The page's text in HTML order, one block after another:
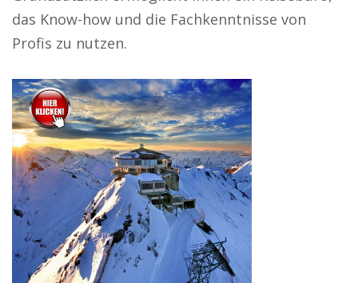
das Know-how und die Fachkenntnisse von
Profis zu nutzen.